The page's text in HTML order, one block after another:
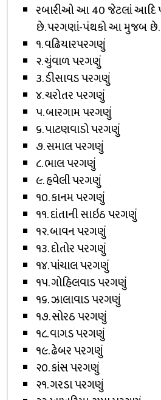
રબારીઓ આ 40 જેટલાં આદિ
છે. પરગણાં-પંથકો આ મુજબ છે.
૧. વઢિયારપરગણું
૨. ચુંવાળ પરગણું
૩. ડીસાવડ પરગણું
૪. ચરોતર પરગણું
૫. બારગામ પરગણું
૬. પાટણવાડો પરગણું
૭. સમાલ પરગણું
૮. ભાલ પરગણું
૯. હવેલી પરગણું
૧૦. કાનમ પરગણું
૧૧. દાંતાની સાઇઠ પરગણું
૧૨. બાવન પરગણું
૧૩. દોતોર પરગણું
૧૪. પાંચાલ પરગણું
૧૫. ગોહિલવાડ પરગણું
૧૬. ઝાલાવાડ પરગણું
૧૭. સોરઠ પરગણું
૧૮. વાગડ પરગણું
૧૯. ઢેબર પરગણું
૨૦. કાંસ પરગણું
૨૧. ગરડા પરગણું